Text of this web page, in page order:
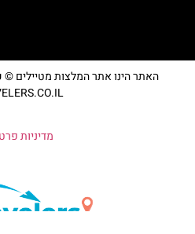
האתר הינו אתר המלצות מטיילים ©
מדיניות